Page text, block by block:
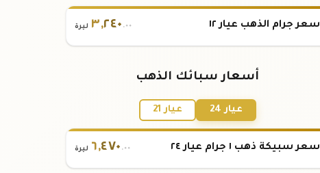
سعر جرام الذهب عيار ١٢ ٣,٢٤٠ .٠٠ ليرة
أسعار سبائك الذهب
عيار 24 عيار 21
سعر سبيكة ذهب ١ جرام عيار ٢٤ ٦,٤٧٠ .٠٠ ليرة